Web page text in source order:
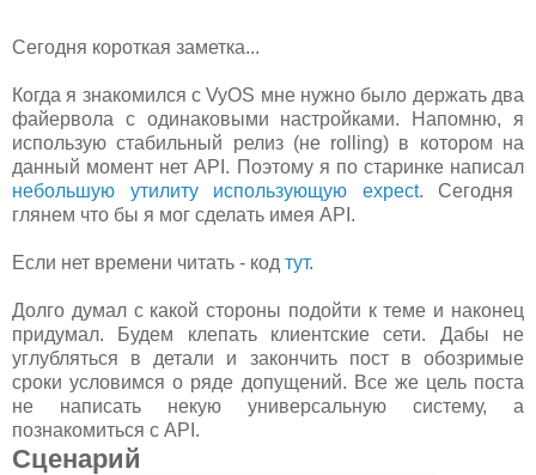
Сегодня короткая заметка...
Когда я знакомился с VyOS мне нужно было держать два
файервола с одинаковыми настройками. Напомню, я
использую стабильный релиз (не rolling) в котором на
данный момент нет API. Поэтому я по старинке написал
небольшую утилиту использующую expect. Сегодня
глянем что бы я мог сделать имея API.
Если нет времени читать - код тут.
Долго думал с какой стороны подойти к теме и наконец
придумал. Будем клепать клиентские сети. Дабы не
углубляться в детали и закончить пост в обозримые
сроки условимся о ряде допущений. Все же цель поста
не написать некую универсальную систему, а
познакомиться с API.
Сценарий